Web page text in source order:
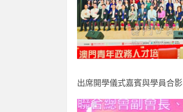
出席開學儀式嘉賓與學員合影